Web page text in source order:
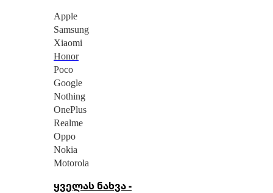
Apple
Samsung
Xiaomi
Honor
Poco
Google
Nothing
OnePlus
Realme
Oppo
Nokia
Motorola
ყველას ნახვა -